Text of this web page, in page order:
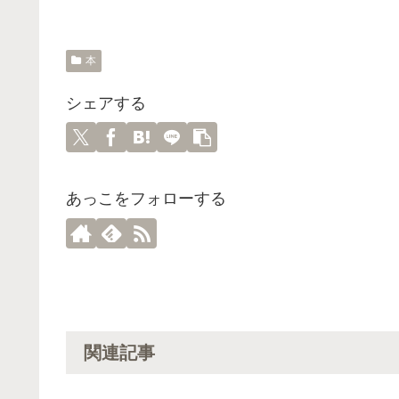
本
シェアする
あっこをフォローする
関連記事